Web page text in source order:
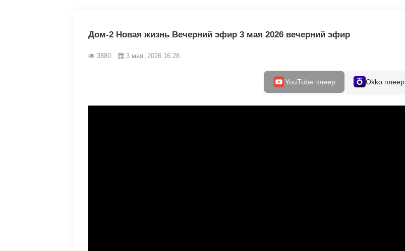
Дом-2 Новая жизнь Вечерний эфир 3 мая 2026 вечерний эфир
3880 3 мая, 2026 16:28
YouTube плеер Okko плеер